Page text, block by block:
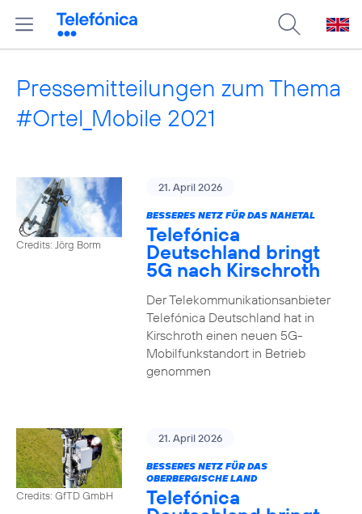
Pressemitteilungen zum Thema
#Ortel_Mobile 2021
Credits: Jörg Borm
21. April 2026
BESSERES NETZ FÜR DAS NAHETAL
Telefónica
Deutschland bringt
5G nach Kirschroth
Der Telekommunikationsanbieter
Telefónica Deutschland hat in
Kirschroth einen neuen 5G-
Mobilfunkstandort in Betrieb
genommen
Credits: GfTD GmbH
21. April 2026
BESSERES NETZ FÜR DAS
OBERBERGISCHE LAND
Telefónica